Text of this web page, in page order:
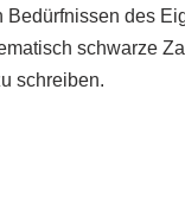
Bedürfnissen des
schwarze
schreiben.